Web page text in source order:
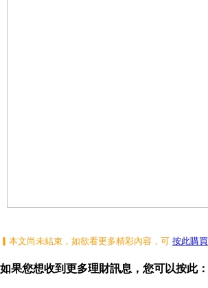
▎本文尚未結束，如欲看更多精彩內容，可 按此購買
如果您想收到更多理財訊息，您可以按此：